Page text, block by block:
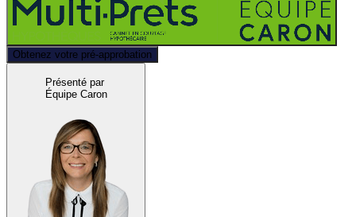
Obtenez votre pré-approbation
Présenté par
Équipe Caron